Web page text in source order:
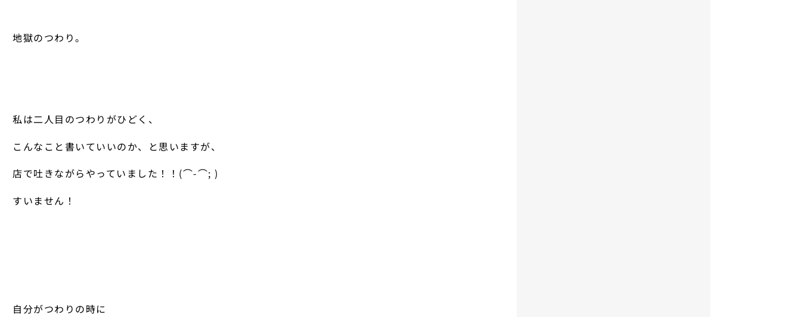
地獄のつわり。
私は二人目のつわりがひどく、
こんなこと書いていいのか、と思いますが、
店で吐きながらやっていました！！(⌒-⌒; )
すいません！
自分がつわりの時に